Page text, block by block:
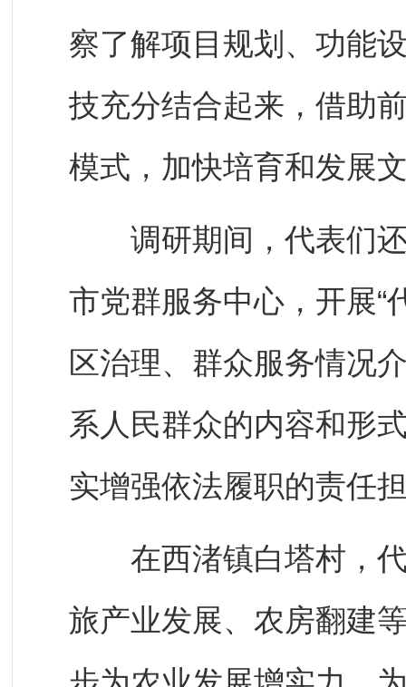
察了解项目规划、功能
技充分结合起来，借助
模式，加快培育和发展
调研期间，代表们还
市党群服务中心，开展“
区治理、群众服务情况
系人民群众的内容和形
实增强依法履职的责任
在西渚镇白塔村，代
旅产业发展、农房翻建